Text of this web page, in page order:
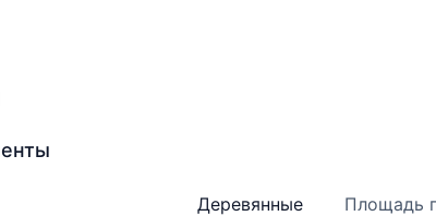
Деревянные Площадь